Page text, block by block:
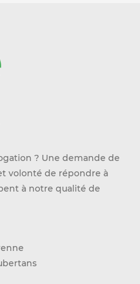
? Une demande de
volonté de répondre à
à notre qualité de